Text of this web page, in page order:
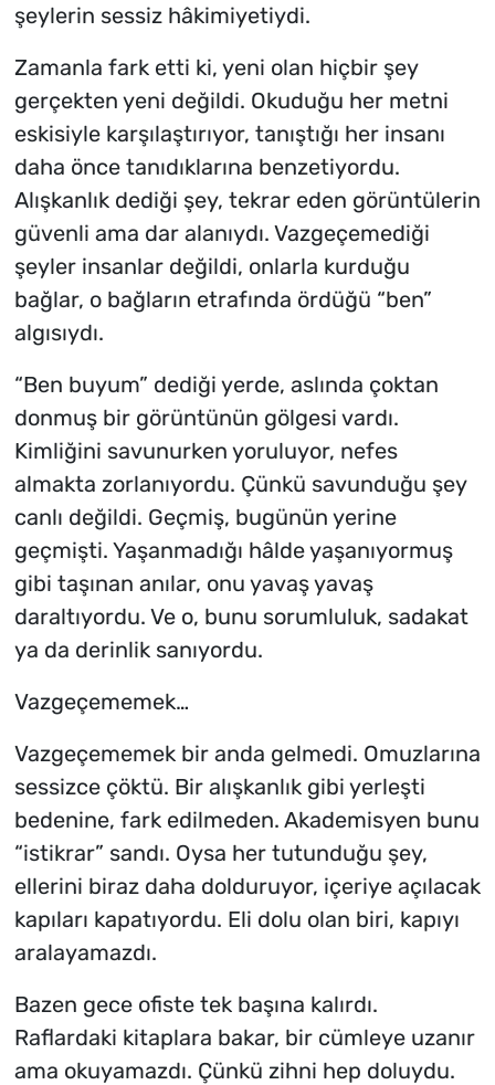
şeylerin sessiz hâkimiyetiydi.
Zamanla fark etti ki, yeni olan hiçbir şey
gerçekten yeni değildi. Okuduğu her metni
eskisiyle karşılaştırıyor, tanıştığı her insanı
daha önce tanıdıklarına benzetiyordu.
Alışkanlık dediği şey, tekrar eden görüntülerin
güvenli ama dar alanıydı. Vazgeçemediği
şeyler insanlar değildi, onlarla kurduğu
bağlar, o bağların etrafında ördüğü “ben”
algısıydı.
“Ben buyum” dediği yerde, aslında çoktan
donmuş bir görüntünün gölgesi vardı.
Kimliğini savunurken yoruluyor, nefes
almakta zorlanıyordu. Çünkü savunduğu şey
canlı değildi. Geçmiş, bugünün yerine
geçmişti. Yaşanmadığı hâlde yaşanıyormuş
gibi taşınan anılar, onu yavaş yavaş
daraltıyordu. Ve o, bunu sorumluluk, sadakat
ya da derinlik sanıyordu.
Vazgeçememek…
Vazgeçememek bir anda gelmedi. Omuzlarına
sessizce çöktü. Bir alışkanlık gibi yerleşti
bedenine, fark edilmeden. Akademisyen bunu
“istikrar” sandı. Oysa her tutunduğu şey,
ellerini biraz daha dolduruyor, içeriye açılacak
kapıları kapatıyordu. Eli dolu olan biri, kapıyı
aralayamazdı.
Bazen gece ofiste tek başına kalırdı.
Raflardaki kitaplara bakar, bir cümleye uzanır
ama okuyamazdı. Çünkü zihni hep doluydu.